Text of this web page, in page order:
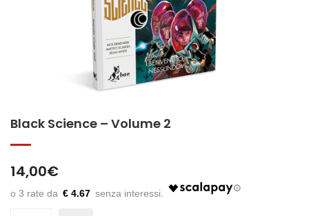
Black Science – Volume 2
14,00€
€ 4.67